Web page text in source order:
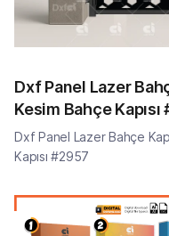
Dxf Panel Lazer
Kesim Bahçe Kapısı
Dxf Panel Lazer Bahçe
Kapısı #2957